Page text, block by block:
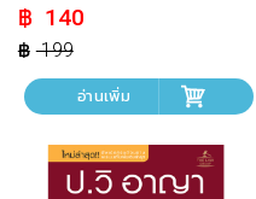
199
Original
price
was:
฿ 199.
140
Current
price
is:
฿ 140.
อ่านเพิ่ม